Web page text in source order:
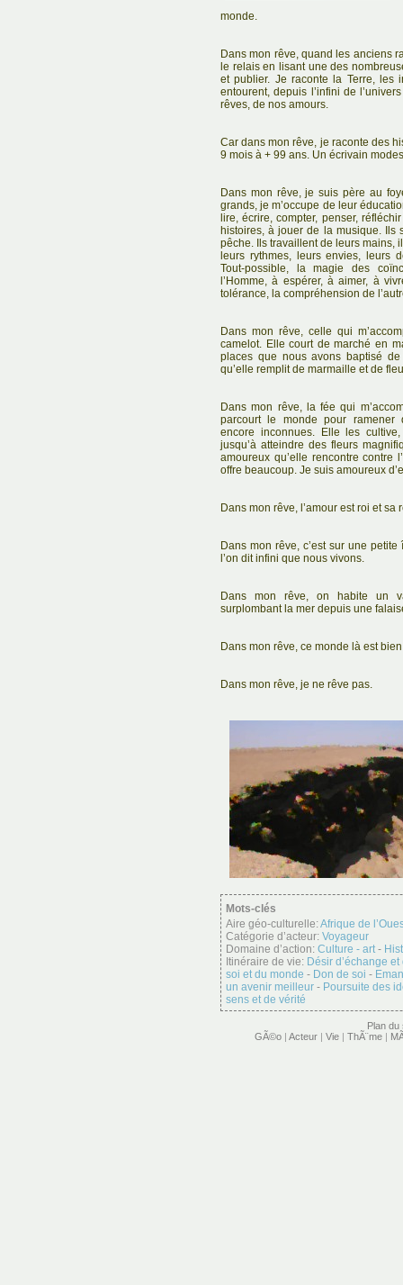
monde.
Dans mon rêve, quand les anciens
le relais en lisant une des
et publier. Je raconte la Terre, les
entourent, depuis l’infini de
rêves, de nos amours.
Car dans mon rêve, je raconte des
9 mois à + 99 ans. Un écrivain
Dans mon rêve, je suis père au
grands, je m’occupe de leur
lire, écrire, compter, penser,
histoires, à jouer de la musique. Ils
pêche. Ils travaillent de leurs mains,
leurs rythmes, leurs envies, leurs
Tout-possible, la magie des
l’Homme, à espérer, à aimer, à
tolérance, la compréhension de
Dans mon rêve, celle qui
camelot. Elle court de marché en
places que nous avons baptisé
qu’elle remplit de marmaille et de
Dans mon rêve, la fée qui
parcourt le monde pour ramener
encore inconnues. Elle les
jusqu’à atteindre des fleurs
amoureux qu’elle rencontre contre
offre beaucoup. Je suis amoureux
Dans mon rêve, l’amour est roi et sa
Dans mon rêve, c’est sur une
l’on dit infini que nous vivons.
Dans mon rêve, on habite un
surplombant la mer depuis une
Dans mon rêve, ce monde là est
Dans mon rêve, je ne rêve pas.
Mots-clés
Aire géo-culturelle:Afrique de
Catégorie d’acteur: Voyageur
Domaine d’action: Culture - art-
Itinéraire de vie: Désir d’échange
soi et du monde - Don de soi -
un avenir meilleur - Poursuite des
sens et de vérité
Plan du
GÃ©o | Acteur | Vie | ThÃ¨me |